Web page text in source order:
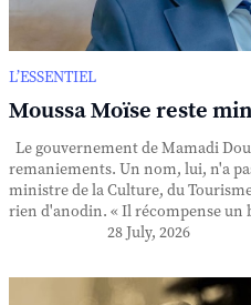
L’ESSENTIEL
Moussa Moïse reste
Le gouvernement de Mamadi
remaniements. Un nom, lui, n'a
ministre de la Culture, du
rien d'anodin. « Il récompense un
28 July, 2026